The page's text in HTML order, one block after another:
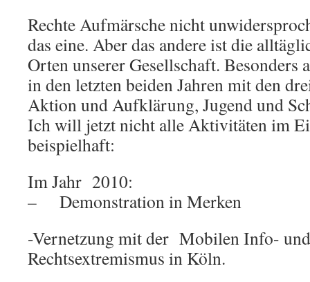
Rechte Aufmärsche nicht
das eine. Aber das andere ist die
Orten unserer Gesellschaft. Besonders
in den letzten beiden Jahren mit den
Aktion und Aufklärung, Jugend und
Ich will jetzt nicht alle Aktivitäten im
beispielhaft:
Im Jahr 2010:
– Demonstration in Merken
-Vernetzung mit der Mobilen Info-
Rechtsextremismus in Köln.